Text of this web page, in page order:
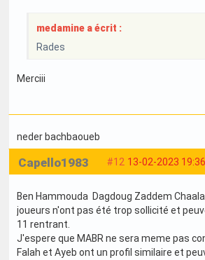
medamine a écrit :
Rades
Merciii
neder bachbaoueb
#12 13-02-2023 19:36
Capello1983
Ben Hammouda Dagdoug Zaddem
joueurs n'ont pas été trop sollicité et
11 rentrant.
J'espere que MABR ne sera meme pas
Falah et Ayeb ont un profil similaire et